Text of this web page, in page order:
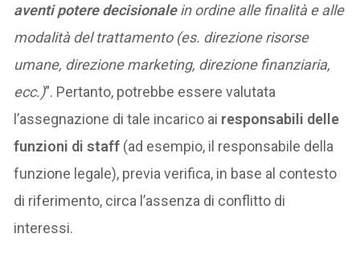
aventi potere decisionalein ordine alle finalità e alle
modalità del trattamento (es. direzione risorse
umane, direzione marketing, direzione finanziaria,
ecc.)”. Pertanto, potrebbe essere valutata
l’assegnazione di tale incarico ai responsabili delle
funzioni di staff (ad esempio, il responsabile della
funzione legale), previa verifica, in base al contesto
di riferimento, circa l’assenza di conflitto di
interessi.